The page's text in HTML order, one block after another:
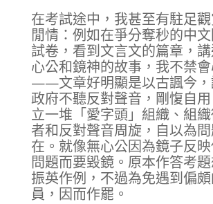
在考試途中，我甚至有駐足
閒情：例如在爭分奪秒的中
試卷，看到文言文的篇章，
心公和鏡神的故事，我不禁
——文章好明顯是以古諷今，
政府不聽反對聲音，剛愎自
立一堆「愛字頭」組織、組
者和反對聲音周旋，自以為
在。就像無心公因為鏡子反
問題而要毀鏡。原本作答考
振英作例，不過為免遇到偏
員，因而作罷。